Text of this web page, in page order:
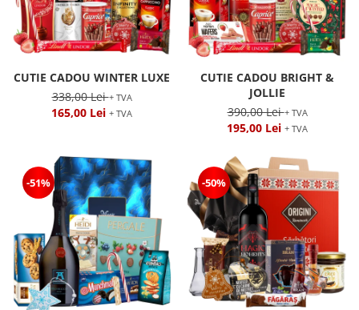
CUTIE CADOU WINTER LUXE
338,00 Lei+ TVA
165,00 Lei + TVA
CUTIE CADOU BRIGHT &
JOLLIE
390,00 Lei+ TVA
195,00 Lei + TVA
-51% -50%